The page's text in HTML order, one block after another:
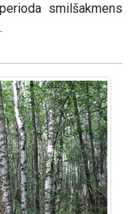
smilšakmens